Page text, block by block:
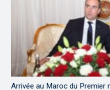
Arrivée au Maroc du